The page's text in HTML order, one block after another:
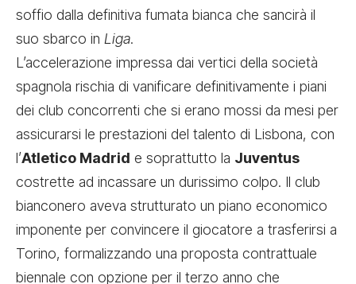
soffio dalla definitiva fumata bianca che sancirà il
suo sbarco in Liga.
L’accelerazione impressa dai vertici della società
spagnola rischia di vanificare definitivamente i piani
dei club concorrenti che si erano mossi da mesi per
assicurarsi le prestazioni del talento di Lisbona, con
l’Atletico Madrid e soprattutto la Juventus
costrette ad incassare un durissimo colpo. Il club
bianconero aveva strutturato un piano economico
imponente per convincere il giocatore a trasferirsi a
Torino, formalizzando una proposta contrattuale
biennale con opzione per il terzo anno che